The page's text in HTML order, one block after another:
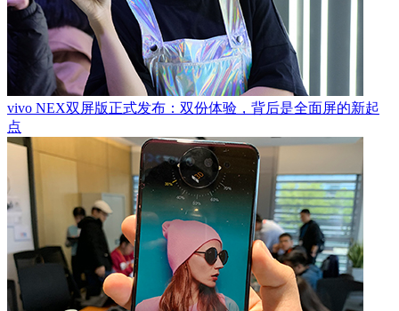
vivo NEX双屏版正式发布：双份体验，背后是全面屏的新起
点